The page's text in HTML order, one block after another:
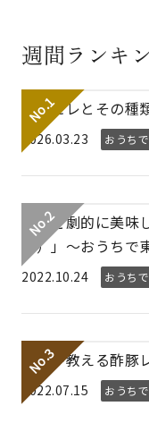
週間ランキ
フカヒレとその種
2026.03.23 おうち
素材を劇的に美
ん）」～おうち
2022.10.24 おうち
プロが教える酢
2022.07.15 おうち